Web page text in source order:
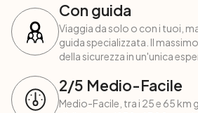
Con guida
Viaggia da solo o con i tuoi,
guida specializzata. Il
della sicurezza in un'unica
2/5 Medio-Facile
Medio-Facile, tra i 25 e 65 km